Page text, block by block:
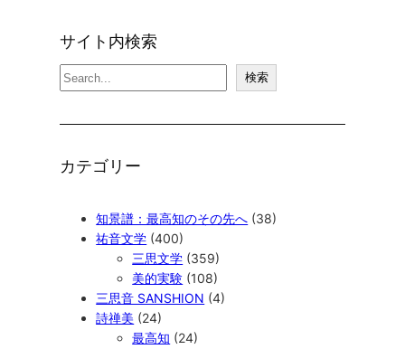
サイト内検索
検
索
検索
カテゴリー
知景譜：最高知のその先へ (38)
祐音文学 (400)
三思文学 (359)
美的実験 (108)
三思音 SANSHION (4)
詩禅美 (24)
最高知 (24)